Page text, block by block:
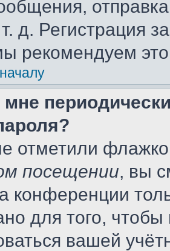
д. Регистрация
рекомендуем
отметили
посещении, вы
конференции
для того, чтобы
вашей